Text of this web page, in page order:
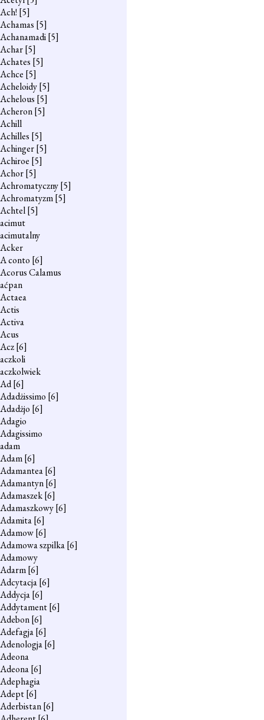
Ach! [5]
Achamas [5]
Achanamadi[5]
Achar[5]
Achates [5]
Achce [5]
Acheloidy[5]
Achelous [5]
Acheron[5]
Achill
Achilles [5]
Achinger[5]
Achiroe [5]
Achor[5]
Achromatyczny[5]
Achromatyzm[5]
Achtel[5]
acimut
acimutalny
Acker
A conto [6]
Acorus Calamus
aćpan
Actaea
Actis
Activa
Acus
Acz[6]
aczkoli
aczkolwiek
Ad[6]
Adadżissimo [6]
Adadżjo [6]
Adagio
Adagissimo
adam
Adam[6]
Adamantea[6]
Adamantyn[6]
Adamaszek[6]
Adamaszkowy[6]
Adamita[6]
Adamow[6]
Adamowa szpilka[6]
Adamowy
Adarm[6]
Adcytacja[6]
Addycja[6]
Addytament[6]
Adebon[6]
Adefagja[6]
Adenologja[6]
Adeona
Adeona[6]
Adephagia
Adept[6]
Aderbistan[6]